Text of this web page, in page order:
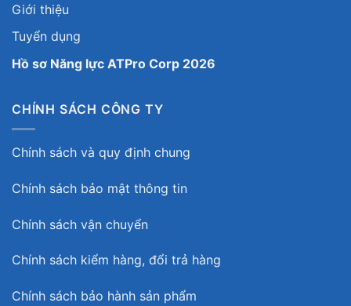
Giới thiệu
Tuyển dụng
Hồ sơ Năng lực ATPro Corp 2026
CHÍNH SÁCH CÔNG TY
Chính sách và quy định chung
Chính sách bảo mật thông tin
Chính sách vận chuyển
Chính sách kiểm hàng, đổi trả hàng
Chính sách bảo hành sản phẩm